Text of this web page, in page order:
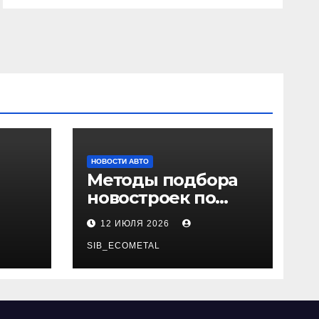
НОВОСТИ АВТО
Методы подбора
новостроек по
заданным
критериям
12 ИЮЛЯ 2026
SIB_ECOMETAL